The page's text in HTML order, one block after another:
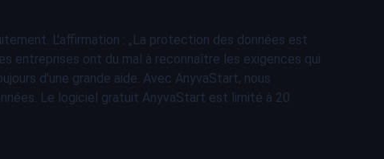
L'affirmation : „La protection des données est
entreprises ont du mal à reconnaître les exigences qui
d'une grande aide. Avec AnyvaStart, nous
Le logiciel gratuit AnyvaStart est limité à 20